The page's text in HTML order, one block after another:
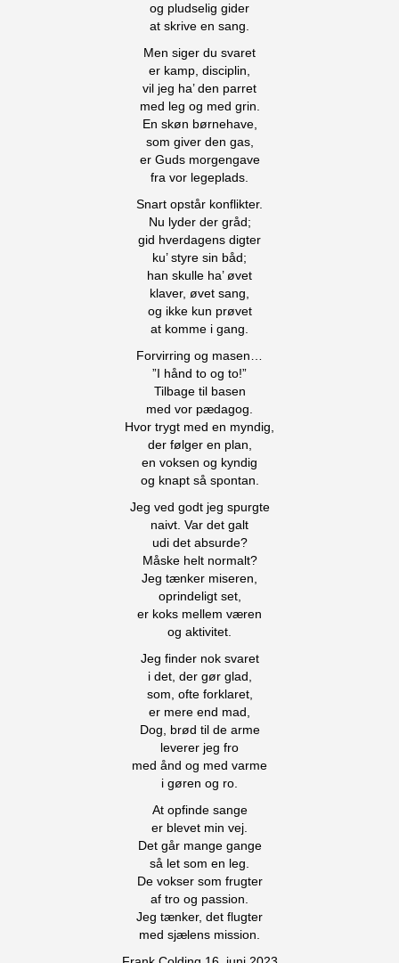
og pludselig gider
at skrive en sang.
Men siger du svaret
er kamp, disciplin,
vil jeg ha’ den parret
med leg og med grin.
En skøn børnehave,
som giver den gas,
er Guds morgengave
fra vor legeplads.
Snart opstår konflikter.
Nu lyder der gråd;
gid hverdagens digter
ku’ styre sin båd;
han skulle ha’ øvet
klaver, øvet sang,
og ikke kun prøvet
at komme i gang.
Forvirring og masen…
”I hånd to og to!”
Tilbage til basen
med vor pædagog.
Hvor trygt med en myndig,
der følger en plan,
en voksen og kyndig
og knapt så spontan.
Jeg ved godt jeg spurgte
naivt. Var det galt
udi det absurde?
Måske helt normalt?
Jeg tænker miseren,
oprindeligt set,
er koks mellem væren
og aktivitet.
Jeg finder nok svaret
i det, der gør glad,
som, ofte forklaret,
er mere end mad,
Dog, brød til de arme
leverer jeg fro
med ånd og med varme
i gøren og ro.
At opfinde sange
er blevet min vej.
Det går mange gange
så let som en leg.
De vokser som frugter
af tro og passion.
Jeg tænker, det flugter
med sjælens mission.